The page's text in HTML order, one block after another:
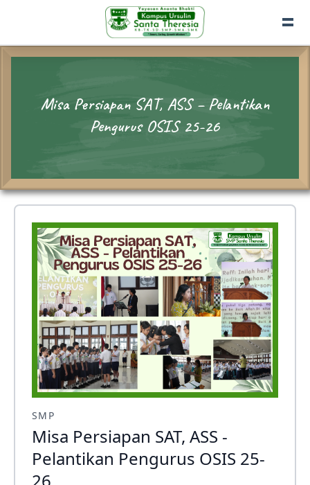
Misa Persiapan SAT, ASS – Pelantikan
Pengurus OSIS 25-26
SMP
Misa Persiapan SAT, ASS -
Pelantikan Pengurus OSIS 25-